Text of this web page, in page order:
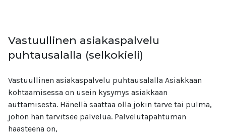
Vastuullinen asiakaspalvelu
puhtausalalla (selkokieli)
Vastuullinen asiakaspalvelu puhtausalalla Asiakkaan
kohtaamisessa on usein kysymys asiakkaan
auttamisesta. Hänellä saattaa olla jokin tarve tai pulma,
johon hän tarvitsee palvelua. Palvelutapahtuman
haasteena on,